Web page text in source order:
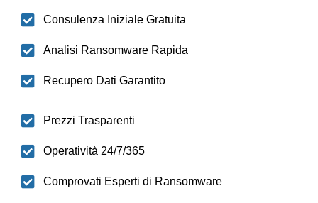
Consulenza Iniziale Gratuita
Analisi Ransomware Rapida
Recupero Dati Garantito
Prezzi Trasparenti
Operatività 24/7/365
Comprovati Esperti di Ransomware